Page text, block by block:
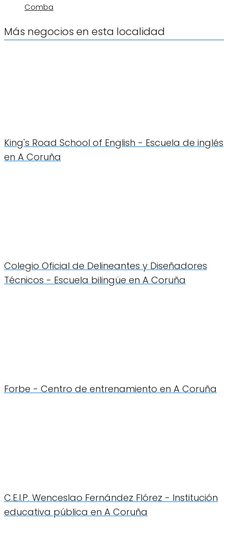
Comba
Más negocios en esta localidad
King's Road School of English - Escuela de inglés
en A Coruña
Colegio Oficial de Delineantes y Diseñadores
Técnicos - Escuela bilingüe en A Coruña
Forbe - Centro de entrenamiento en A Coruña
C.E.I.P. Wenceslao Fernández Flórez - Institución
educativa pública en A Coruña